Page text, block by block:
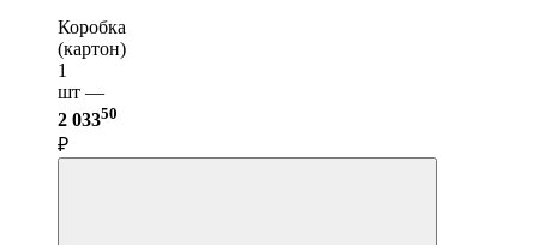
Коробка
(картон)
1
шт —
2 03350
₽